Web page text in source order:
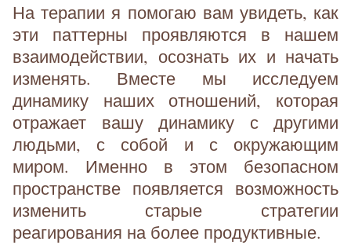
На терапии я помогаю вам увидеть, как
эти паттерны проявляются в нашем
взаимодействии, осознать их и начать
изменять. Вместе мы исследуем
динамику наших отношений, которая
отражает вашу динамику с другими
людьми, с собой и с окружающим
миром. Именно в этом безопасном
пространстве появляется возможность
изменить старые стратегии
реагирования на более продуктивные.